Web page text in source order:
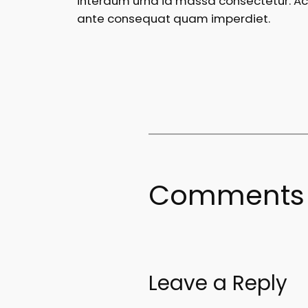
ante consequat quam imperdiet.
Comments
Leave a Reply